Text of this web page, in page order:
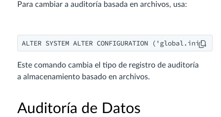
Para cambiar a auditoría basada en archivos, usa:
ALTER SYSTEM ALTER CONFIGURATION
Este comando cambia el tipo de registro de auditoría
a almacenamiento basado en archivos.
Auditoría de Datos